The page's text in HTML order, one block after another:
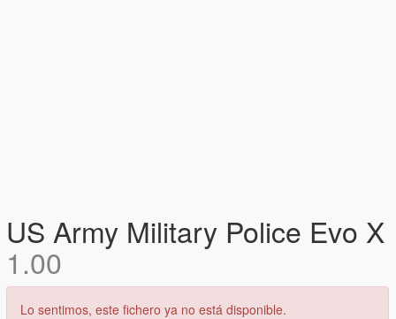
US Army Military Police Evo X
1.00
Lo sentimos, este fichero ya no está disponible.